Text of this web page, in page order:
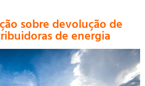
sobre devolução de
de energia